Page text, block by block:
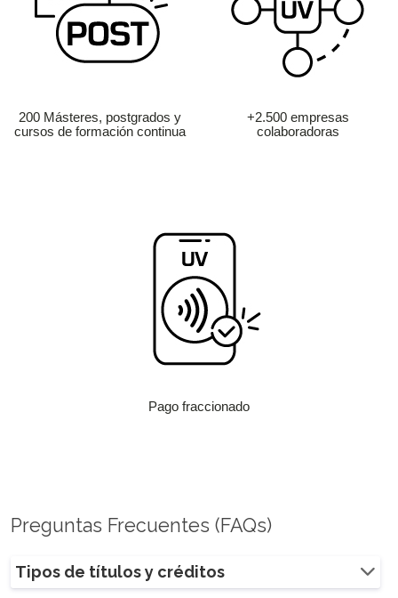
200 Másteres, postgrados y
cursos de formación continua
+2.500 empresas
colaboradoras
Pago fraccionado
Preguntas Frecuentes (FAQs)
Tipos de títulos y créditos